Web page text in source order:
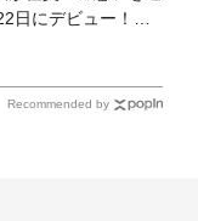
日にデビュー！
Recommended by